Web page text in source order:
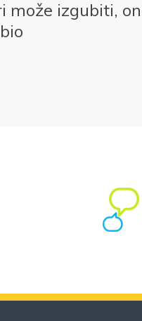
može izgubiti,